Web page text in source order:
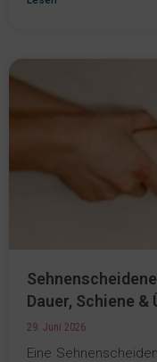
Dauer, Schiene &
29. Juni 2026
Eine